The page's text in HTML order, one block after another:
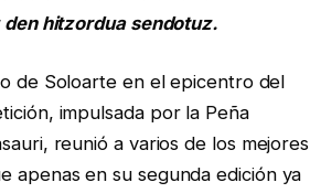
hitzordua sendotuz.
de Soloarte en el epicentro del
impulsada por la Peña
reunió a varios de los mejores
apenas en su segunda edición ya